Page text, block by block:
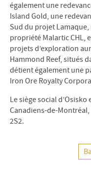
également une
Island Gold, une
Sud du projet Lamaque,
propriété Malartic CHL,
projets d’exploration
Hammond Reef, situés
détient également une
Iron Ore Royalty
Le siège social
Canadiens-de-
2S2.